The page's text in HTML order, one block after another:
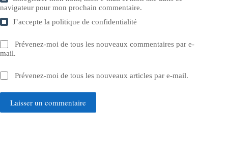
navigateur pour mon prochain commentaire.
J’accepte lapolitique de confidentialité
Prévenez-moi de tous les nouveaux commentaires par e-
mail.
Prévenez-moi de tous les nouveaux articles par e-mail.
Laisser un commentaire